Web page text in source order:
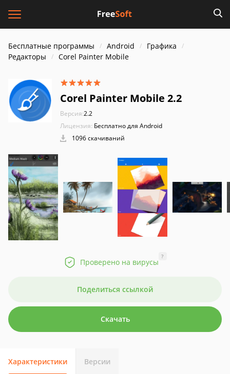
Бесплатные программы Android
Графика
Редакторы
Corel Painter Mobile
Corel Painter Mobile 2.2
Версия:2.2
Лицензия: Бесплатно для Android
1096 скачиваний
Проверено на вирусы
?
Поделиться ссылкой
Скачать
Характеристики Версии